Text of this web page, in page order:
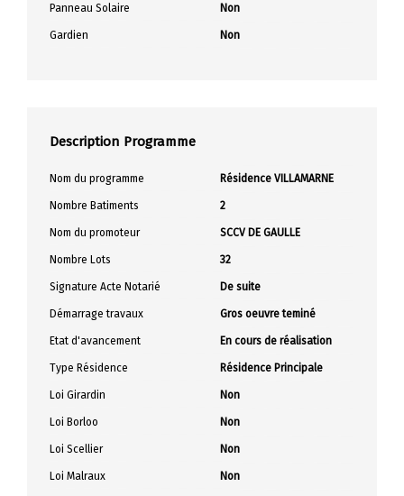
Panneau Solaire Non
Gardien Non
Description Programme
Nom du programme Résidence VILLAMARNE
Nombre Batiments 2
Nom du promoteur SCCV DE GAULLE
Nombre Lots 32
Signature Acte Notarié De suite
Démarrage travaux Gros oeuvre teminé
Etat d'avancement En cours de réalisation
Type Résidence Résidence Principale
Loi Girardin Non
Loi Borloo Non
Loi Scellier Non
Loi Malraux Non